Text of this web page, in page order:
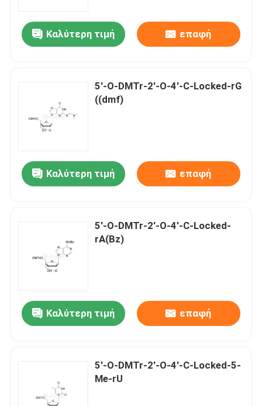
Προϊόντα
Περίπου εμείς
Ποιοτικός έλεγχος
Ειδήσεις
Φωσφοραμιδίτες
Καλύτερη τιμή επαφή
5'-O-DMTr-2'-O-4'-C-Locked-rG
((dmf)
Καλύτερη τιμή επαφή
5'-O-DMTr-2'-O-4'-C-Locked-
rA(Bz)
Καλύτερη τιμή επαφή
5'-O-DMTr-2'-O-4'-C-Locked-5-
Me-rU